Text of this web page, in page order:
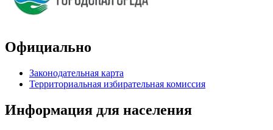
Официально
Законодательная карта
Территориальная избирательная комиссия
Информация для населения